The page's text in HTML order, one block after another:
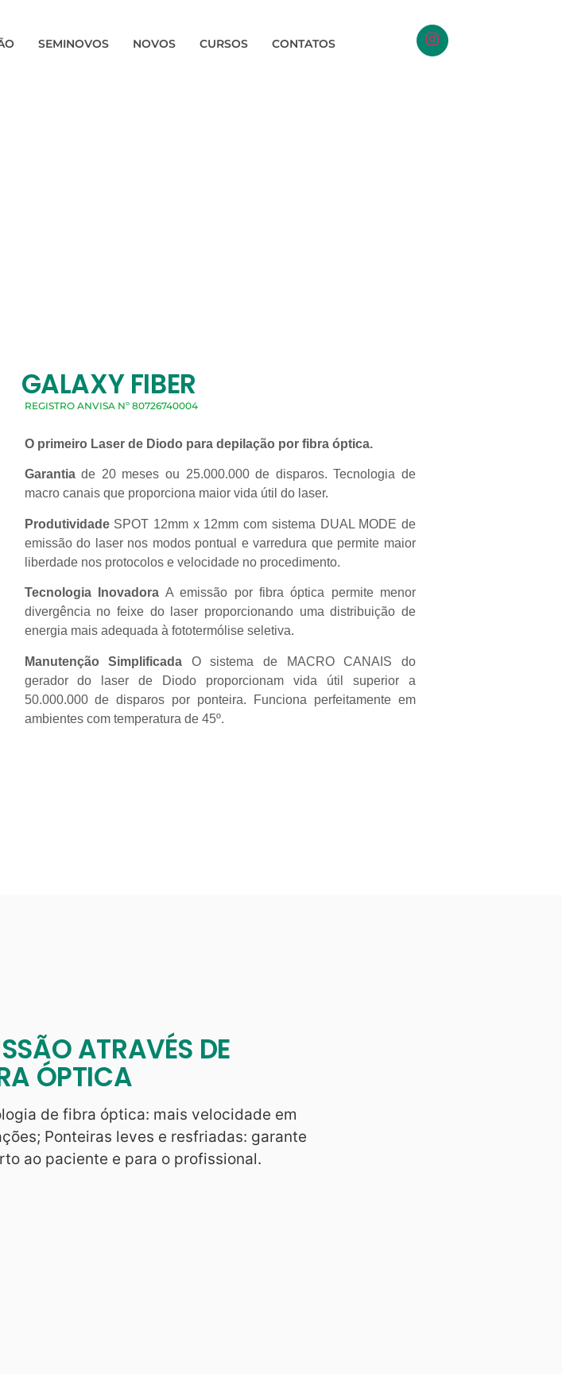
SEMINOVOS NOVOS CURSOS CONTATOS
GALAXY FIBER
REGISTRO ANVISA Nº 80726740004
O primeiro Laser de Diodo para depilação por fibra óptica.
Garantiade 20 meses ou 25.000.000 de disparos. Tecnologia de
macro canais que proporciona maior vida útil do laser.
ProdutividadeSPOT 12mm x 12mm com sistema DUAL MODE de
emissão do laser nos modos pontual e varredura que permite maior
liberdade nos protocolos e velocidade no procedimento.
Tecnologia InovadoraA emissão por fibra óptica permite menor
divergência no feixe do laser proporcionando uma distribuição de
energia mais adequada à fototermólise seletiva.
Manutenção Simplificada O sistema de MACRO CANAIS do
gerador do laser de Diodo proporcionam vida útil superior a
50.000.000 de disparos por ponteira. Funciona perfeitamente em
ambientes com temperatura de 45º.
ATRAVÉS DE
ÓPTICA
de fibra óptica: mais velocidade em
Ponteiras leves e resfriadas: garante
ao paciente e para o profissional.